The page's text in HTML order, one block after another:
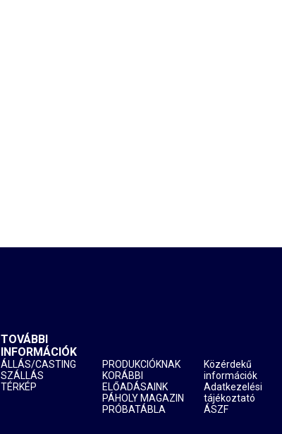
TOVÁBBI
INFORMÁCIÓK
ÁLLÁS/CASTING
SZÁLLÁS
TÉRKÉP
PRODUKCIÓKNAK
KORÁBBI
ELŐADÁSAINK
PÁHOLY MAGAZIN
PRÓBATÁBLA
Közérdekű
információk
Adatkezelési
tájékoztató
ÁSZF